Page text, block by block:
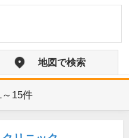
地図で検索
～15件